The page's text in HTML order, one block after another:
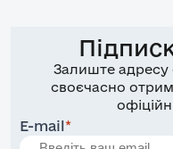
Залиште
своєчасно
E-mail*